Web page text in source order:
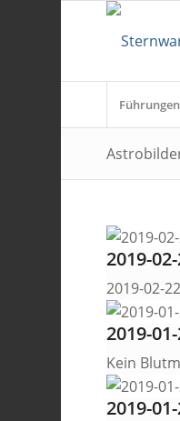
Führungen
2019-
2019-02-
2019-
Kein
2019-